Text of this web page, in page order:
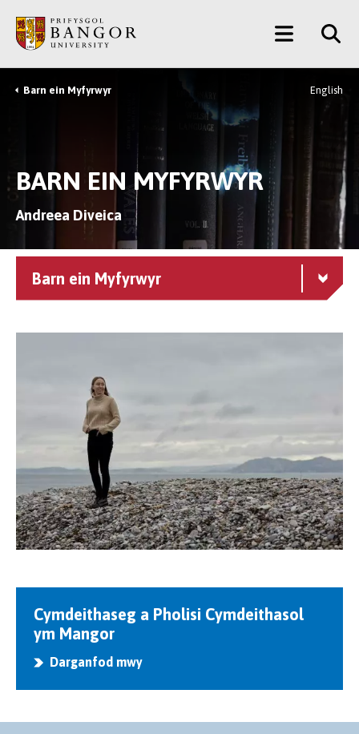
Prif
Gynnwys
Main
Menu
Breadcrumb
Barn ein Myfyrwyr English
BARN EIN MYFYRWYR
Andreea Diveica
Barn ein Myfyrwyr
Cymdeithaseg a Pholisi Cymdeithasol
ym Mangor
Darganfod mwy